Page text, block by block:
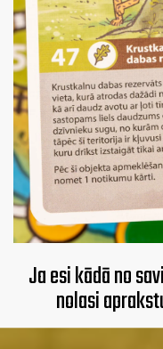
Ja esi kādā no
nolasi